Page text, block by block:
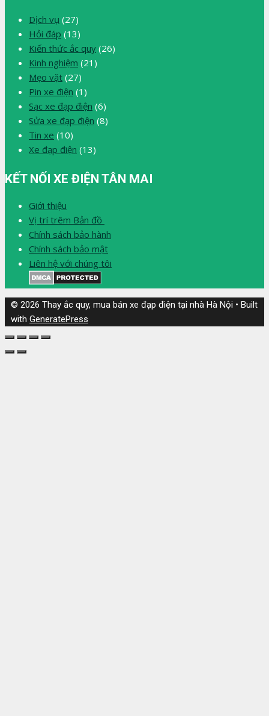
Dịch vụ (27)
Hỏi đáp (13)
Kiến thức ắc quy (26)
Kinh nghiệm (21)
Mẹo vặt (27)
Pin xe điện (1)
Sạc xe đạp điện (6)
Sửa xe đạp điện (8)
Tin xe (10)
Xe đạp điện (13)
KẾT NỐI XE ĐIỆN TÂN MAI
Giới thiệu
Vị trí trêm Bản đồ
Chính sách bảo hành
Chính sách bảo mật
Liên hệ với chúng tôi
© 2026 Thay ắc quy, mua bán xe đạp điện tại nhà Hà Nội • Built
with GeneratePress